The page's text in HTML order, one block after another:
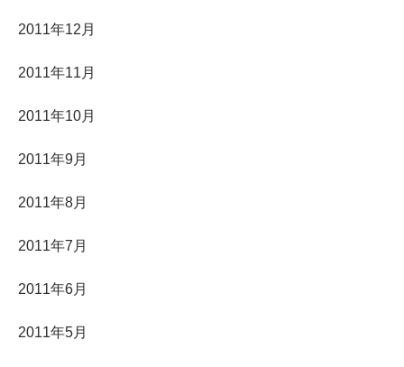
2011年12月
2011年11月
2011年10月
2011年9月
2011年8月
2011年7月
2011年6月
2011年5月